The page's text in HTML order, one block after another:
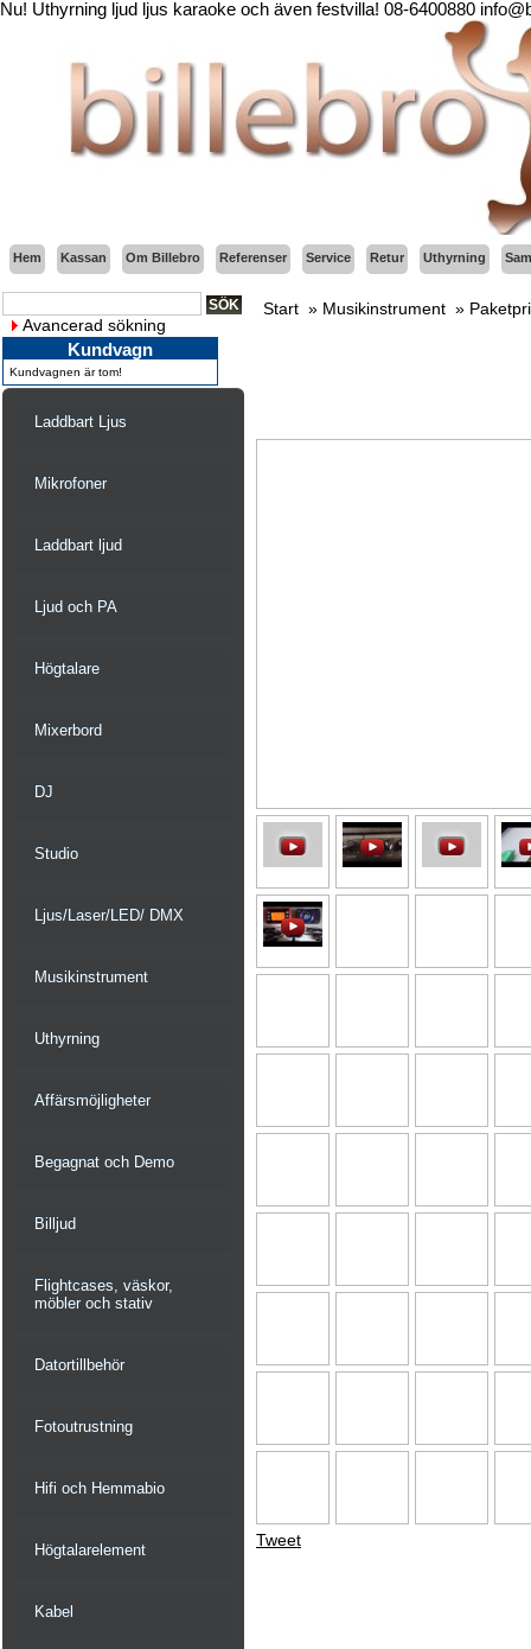
Nu! Uthyrning ljud ljus karaoke och även festvilla! 08-6400880
Hem Kassan Om Billebro Referenser Service Retur Uthyrning
Avancerad sökning
Kundvagn
Kundvagnen är tom!
Laddbart Ljus
Mikrofoner
Laddbart ljud
Ljud och PA
Högtalare
Mixerbord
DJ
Studio
Ljus/Laser/LED/ DMX
Musikinstrument
Uthyrning
Affärsmöjligheter
Begagnat och Demo
Billjud
Flightcases, väskor,
möbler och stativ
Datortillbehör
Fotoutrustning
Hifi och Hemmabio
Högtalarelement
Kabel
Start » Musikinstrument »
Tweet